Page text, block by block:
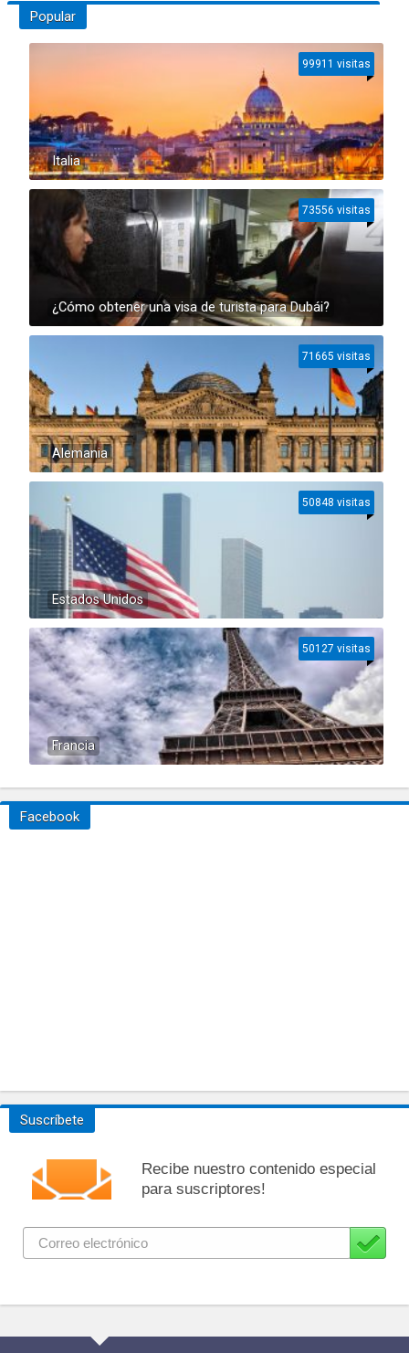
Popular
Italia
99911 visitas
¿Cómo obtener una visa de turista para Dubái?
73556 visitas
Alemania
71665 visitas
Estados Unidos
50848 visitas
Francia
50127 visitas
Facebook
Suscríbete
Recibe nuestro contenido especial
para suscriptores!